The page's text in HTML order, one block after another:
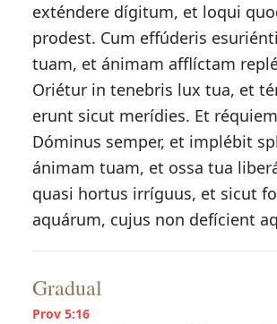
exténdere dígitum, et loqui
prodest. Cum effúderis
tuam, et ánimam afflíctam
Oriétur in tenebris lux tua, et
erunt sicut merídies. Et
Dóminus semper, et implébit
ánimam tuam, et ossa tua
quasi hortus irríguus, et sicut
aquárum, cujus non defícient
Gradual
Prov 5:16